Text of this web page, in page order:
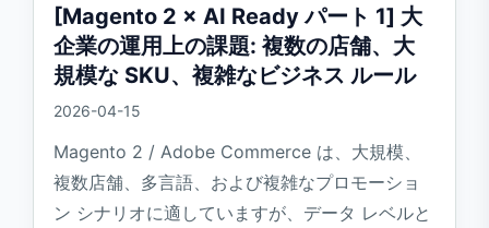
[Magento 2 × AI Ready パート 1] 大
企業の運用上の課題: 複数の店舗、大
規模な SKU、複雑なビジネス ルール
2026-04-15
Magento 2 / Adobe Commerce は、大規模、
複数店舗、多言語、および複雑なプロモーショ
ン シナリオに適していますが、データ レベルと